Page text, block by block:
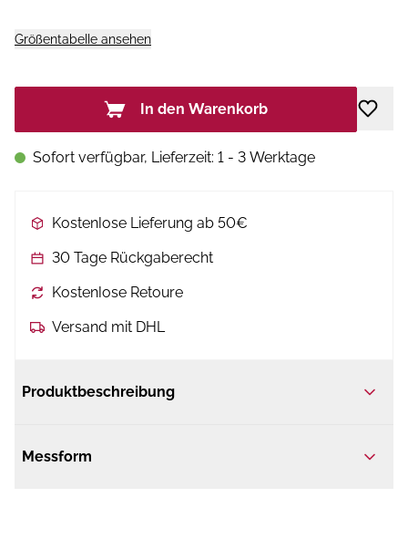
Größentabelle ansehen
In den Warenkorb
Sofort verfügbar, Lieferzeit: 1 - 3 Werktage
Kostenlose Lieferung ab 50€
30 Tage Rückgaberecht
Kostenlose Retoure
Versand mit DHL
Produktbeschreibung
Messform